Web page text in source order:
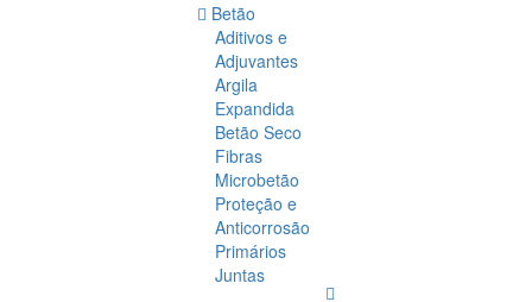
Betão
Aditivos e
Adjuvantes
Argila
Expandida
Betão Seco
Fibras
Microbetão
Proteção e
Anticorrosão
Primários
Juntas